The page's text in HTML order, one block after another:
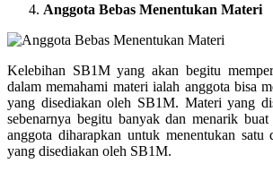
Anggota Bebas Menentukan Materi
Kelebihan SB1M yang akan begitu
dalam memahami materi ialah anggota bisa
yang disediakan oleh SB1M. Materi yang
sebenarnya begitu banyak dan menarik
anggota diharapkan untuk menentukan satu
yang disediakan oleh SB1M.